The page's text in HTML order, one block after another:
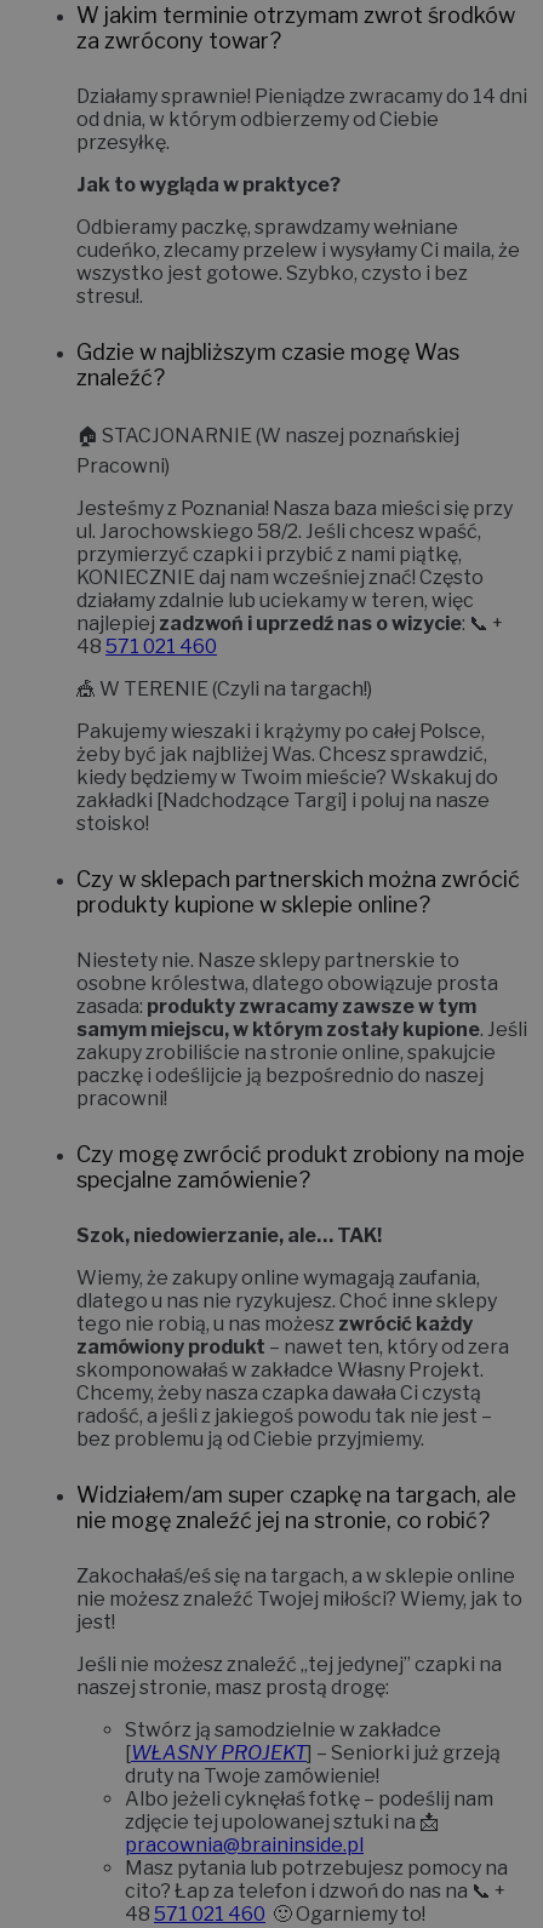
W jakim terminie otrzymam zwrot środków
za zwrócony towar?
Działamy sprawnie! Pieniądze zwracamy do 14 dni
od dnia, w którym odbierzemy od Ciebie
przesyłkę.
Jak to wygląda w praktyce?
Odbieramy paczkę, sprawdzamy wełniane
cudeńko, zlecamy przelew i wysyłamy Ci maila, że
wszystko jest gotowe. Szybko, czysto i bez
stresu!.
Gdzie w najbliższym czasie mogę Was
znaleźć?
🏠 STACJONARNIE (W naszej poznańskiej
Pracowni)
Jesteśmy z Poznania! Nasza baza mieści się przy
ul. Jarochowskiego 58/2. Jeśli chcesz wpaść,
przymierzyć czapki i przybić z nami piątkę,
KONIECZNIE daj nam wcześniej znać! Często
działamy zdalnie lub uciekamy w teren, więc
najlepiej zadzwoń i uprzedź nas o wizycie: 📞 +
48 571 021 460
🎪 W TERENIE (Czyli na targach!)
Pakujemy wieszaki i krążymy po całej Polsce,
żeby być jak najbliżej Was. Chcesz sprawdzić,
kiedy będziemy w Twoim mieście? Wskakuj do
zakładki [Nadchodzące Targi] i poluj na nasze
stoisko!
Czy w sklepach partnerskich można zwrócić
produkty kupione w sklepie online?
Niestety nie. Nasze sklepy partnerskie to
osobne królestwa, dlatego obowiązuje prosta
zasada: produkty zwracamy zawsze w tym
samym miejscu, w którym zostały kupione. Jeśli
zakupy zrobiliście na stronie online, spakujcie
paczkę i odeślijcie ją bezpośrednio do naszej
pracowni!
Czy mogę zwrócić produkt zrobiony na moje
specjalne zamówienie?
Szok, niedowierzanie, ale… TAK!
Wiemy, że zakupy online wymagają zaufania,
dlatego u nas nie ryzykujesz. Choć inne sklepy
tego nie robią, u nas możesz zwrócić każdy
zamówiony produkt – nawet ten, który od zera
skomponowałaś w zakładce Własny Projekt.
Chcemy, żeby nasza czapka dawała Ci czystą
radość, a jeśli z jakiegoś powodu tak nie jest –
bez problemu ją od Ciebie przyjmiemy.
Widziałem/am super czapkę na targach, ale
nie mogę znaleźć jej na stronie, co robić?
Zakochałaś/eś się na targach, a w sklepie online
nie możesz znaleźć Twojej miłości? Wiemy, jak to
jest!
Jeśli nie możesz znaleźć „tej jedynej” czapki na
naszej stronie, masz prostą drogę:
Stwórz ją samodzielnie w zakładce
[WŁASNY PROJEKT] – Seniorki już grzeją
druty na Twoje zamówienie!
Albo jeżeli cyknęłaś fotkę – podeślij nam
zdjęcie tej upolowanej sztuki na 📩
pracownia@braininside.pl
Masz pytania lub potrzebujesz pomocy na
cito? Łap za telefon i dzwoń do nas na 📞 +
48 571 021 460 🙂 Ogarniemy to!